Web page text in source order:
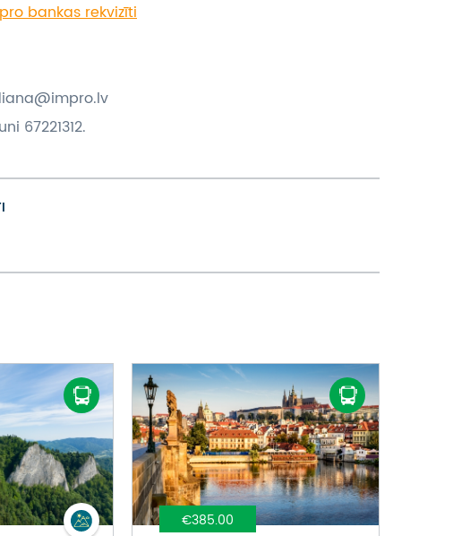
bankas rekvizīti
67221312.
€385.00